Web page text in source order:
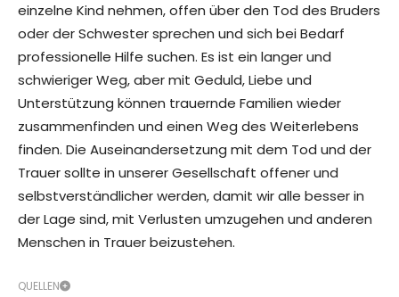
einzelne Kind nehmen, offen über den Tod des Bruders
oder der Schwester sprechen und sich bei Bedarf
professionelle Hilfe suchen. Es ist ein langer und
schwieriger Weg, aber mit Geduld, Liebe und
Unterstützung können trauernde Familien wieder
zusammenfinden und einen Weg des Weiterlebens
finden. Die Auseinandersetzung mit dem Tod und der
Trauer sollte in unserer Gesellschaft offener und
selbstverständlicher werden, damit wir alle besser in
der Lage sind, mit Verlusten umzugehen und anderen
Menschen in Trauer beizustehen.
QUELLEN